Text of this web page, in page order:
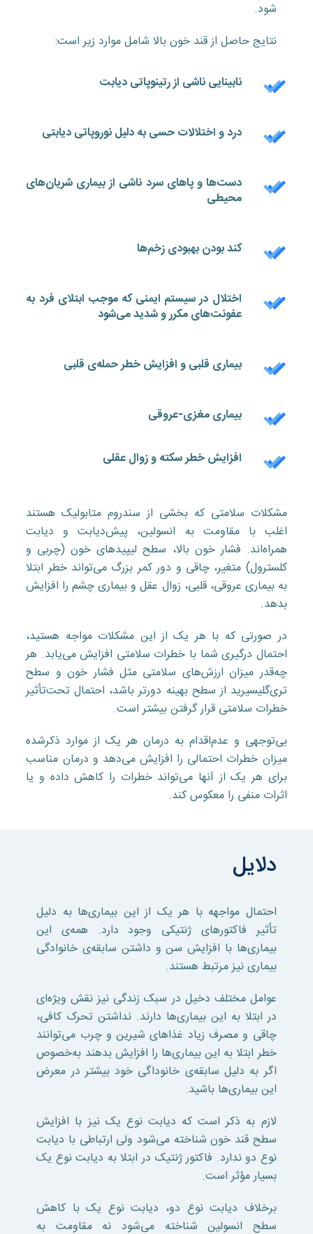
شود.
نتایج حاصل از قند خون بالا شامل موارد زیر است:
نابینایی ناشی از رتینوپاتی دیابت
درد و اختلالات حسی به دلیل نوروپاتی دیابتی
دست‌ها و پا‌های سرد ناشی از بیماری شریان‌های
محیطی
کند بودن بهبودی زخم‌ها
اختلال در سیستم ایمنی که موجب ابتلای فرد به
عفونت‌های مکرر و شدید می‌شود
بیماری قلبی و افزایش خطر حمله‌ی قلبی
بیماری مغزی-عروقی
افزایش خطر سکته و زوال عقلی
مشکلات سلامتی که بخشی از سندروم متابولیک هستند
اغلب با مقاومت به انسولین، پیش‌دیابت و دیابت
همراه‌اند. فشار خون بالا، سطح لیپید‌های خون (چربی و
کلسترول) متغیر، چاقی و دور کمر بزرگ می‌تواند خطر ابتلا
به بیماری عروقی، قلبی، زوال عقل و بیماری چشم را افزایش
بدهد.
در صورتی که با هر یک از این مشکلات مواجه هستید،
احتمال درگیری شما با خطرات سلامتی افزایش می‌یابد. هر
چه‌قدر میزان ارزش‌های سلامتی مثل فشار خون و سطح
تری‌گلیسیرید از سطح بهینه دورتر باشد، احتمال تحت‌تأثیر
خطرات سلامتی قرار گرفتن بیشتر است.
بی‌توجهی و عدم‌اقدام به درمان هر یک از موارد ذکر‌شده
میزان خطرات احتمالی را افزایش می‌دهد و درمان مناسب
برای هر یک از آنها می‌تواند خطرات را کاهش داده و یا
اثرات منفی را معکوس کند.
دلایل
احتمال مواجهه با هر یک از این بیماری‌ها به دلیل
تأثیر فاکتور‌های ژنتیکی وجود دارد. همه‌ی این
بیماری‌ها با افزایش سن و داشتن سابقه‌ی خانوادگی
بیماری نیز مرتبط هستند.
عوامل مختلف دخیل در سبک زندگی نیز نقش ویژه‌ای
در ابتلا به این بیماری‌ها دارند. نداشتن تحرک کافی،
چاقی و مصرف زیاد غذا‌های شیرین و چرب می‌توانند
خطر ابتلا به این بیماری‌ها را افزایش بدهند به‌خصوص
اگر به دلیل سابقه‌ی خانوداگی خود بیشتر در معرض
این بیماری‌ها باشید.
لازم به ذکر است که دیابت نوع یک نیز با افزایش
سطح قند خون شناخته می‌شود ولی ارتباطی با دیابت
نوع دو ندارد. فاکتور ژنتیک در ابتلا به دیابت نوع یک
بسیار مؤثر است.
برخلاف دیابت نوع دو، دیابت نوع یک با کاهش
سطح انسولین شناخته می‌شود نه مقاومت به